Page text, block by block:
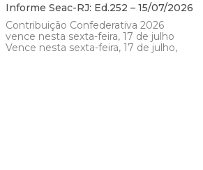
Informe Seac-RJ: Ed.252 – 15/07/2026
Contribuição Confederativa 2026
vence nesta sexta-feira, 17 de julho
Vence nesta sexta-feira, 17 de julho,